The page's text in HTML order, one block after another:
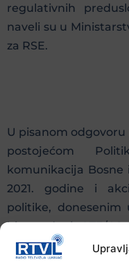
regulativnih
naveli su u
za RSE.
U pisanom
postojećom
komunikacija Bosne
2021. godine i
politike, donesenim
bio uvođenje LTE/4G